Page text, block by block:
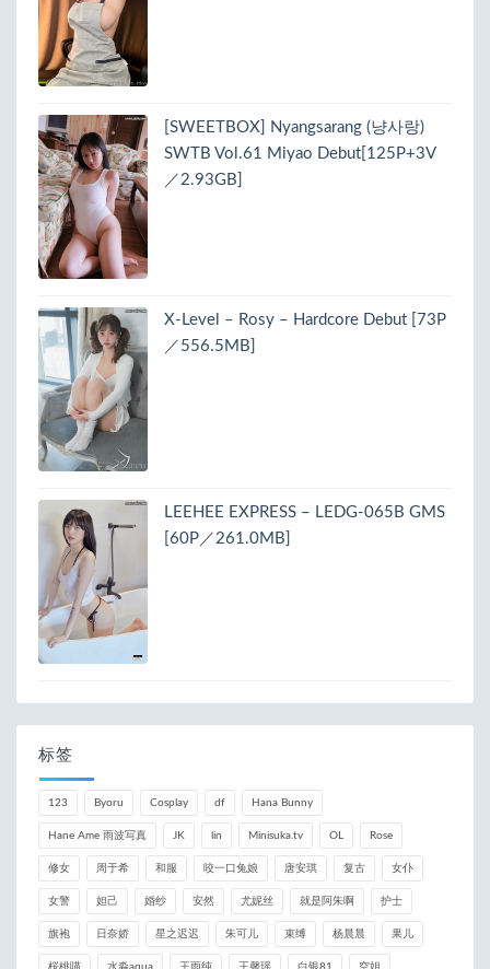
[SWEETBOX] Nyangsarang (냥사랑)
SWTB Vol.61 Miyao Debut[125P+3V
／2.93GB]
X-Level – Rosy – Hardcore Debut [73P
／556.5MB]
LEEHEE EXPRESS – LEDG-065B GMS
[60P／261.0MB]
标签
123 Byoru Cosplay df Hana Bunny
Hane Ame 雨波写真 JK lin Minisuka.tv OL Rose
修女 周于希 和服 咬一口兔娘 唐安琪 复古 女仆
女警 妲己 婚纱 安然 尤妮丝 就是阿朱啊 护士
旗袍 日奈娇 星之迟迟 朱可儿 束缚 杨晨晨 果儿
桜桃喵 水淼aqua 王雨纯 王馨瑶 白银81 空姐